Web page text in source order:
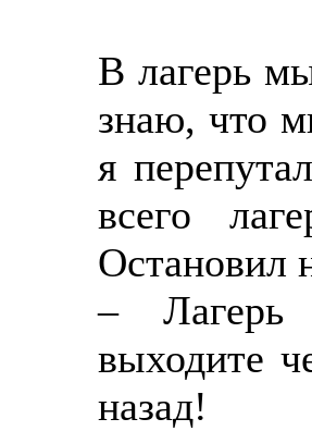
В лагерь
знаю, что
я
всего
Остановил
– Лагерь
выходите
назад!